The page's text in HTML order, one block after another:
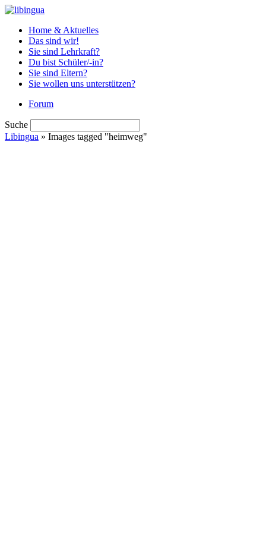
Home & Aktuelles
Das sind wir!
Sie sind Lehrkraft?
Du bist Schüler/-in?
Sie sind Eltern?
Sie wollen uns unterstützen?
Forum
Suche
Libingua » Images tagged "heimweg"